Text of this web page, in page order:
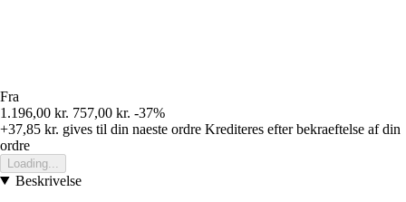
Fra
1.196,00 kr. 757,00 kr. -37%
+37,85 kr. gives til din naeste ordre Krediteres efter bekraeftelse af din
ordre
Loading...
Beskrivelse